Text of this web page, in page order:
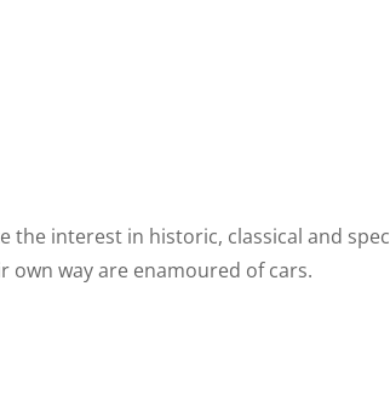
the interest in historic, classical and
own way are enamoured of cars.